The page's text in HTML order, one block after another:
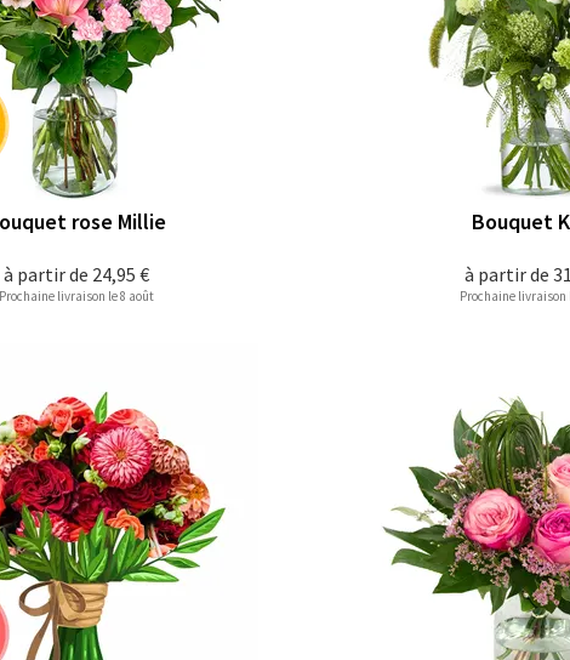
à partir de 24,95 €
rose Millie
Prochaine livraison le 8 août
à partir de
Bouquet
Prochaine livraison